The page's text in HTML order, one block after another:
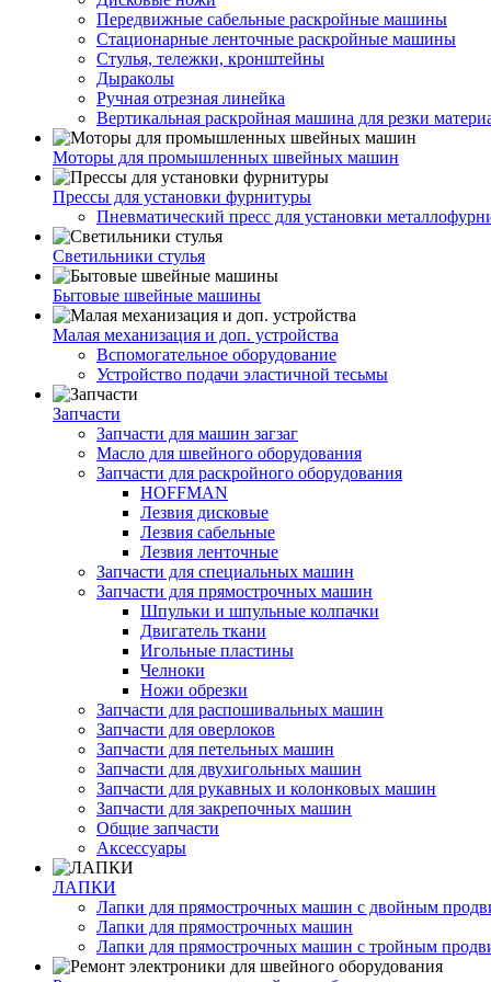
Передвижные сабельные раскройные машины
Стационарные ленточные раскройные машины
Стулья, тележки, кронштейны
Дыраколы
Ручная отрезная линейка
Вертикальная раскройная машина для резки
Моторы для промышленных швейных машин
Прессы для установки фурнитуры
Пневматический пресс для установки
Светильники стулья
Бытовые швейные машины
Малая механизация и доп. устройства
Вспомогательное оборудование
Устройство подачи эластичной тесьмы
Запчасти
Запчасти для машин загзаг
Масло для швейного оборудования
Запчасти для раскройного оборудования
HOFFMAN
Лезвия дисковые
Лезвия сабельные
Лезвия ленточные
Запчасти для специальных машин
Запчасти для прямострочных машин
Шпульки и шпульные колпачки
Двигатель ткани
Игольные пластины
Челноки
Ножи обрезки
Запчасти для распошивальных машин
Запчасти для оверлоков
Запчасти для петельных машин
Запчасти для двухигольных машин
Запчасти для рукавных и колонковых машин
Запчасти для закрепочных машин
Общие запчасти
Аксессуары
ЛАПКИ
Лапки для прямострочных машин с двойным
Лапки для прямострочных машин
Лапки для прямострочных машин с тройным